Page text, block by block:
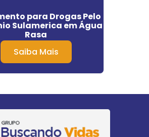
para Drogas Pelo
Sulamerica em Água
Rasa
Saiba Mais